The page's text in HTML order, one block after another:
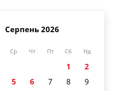
Серпень 2026
Ср Чт Пт Сб Нд
1
2
5 6 7 8
9